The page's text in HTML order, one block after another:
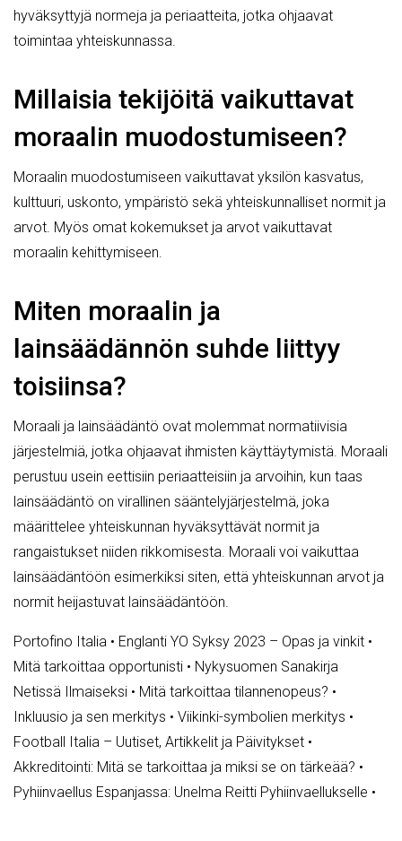
hyväksyttyjä normeja ja periaatteita, jotka ohjaavat
toimintaa yhteiskunnassa.
Millaisia tekijöitä vaikuttavat
moraalin muodostumiseen?
Moraalin muodostumiseen vaikuttavat yksilön kasvatus,
kulttuuri, uskonto, ympäristö sekä yhteiskunnalliset normit ja
arvot. Myös omat kokemukset ja arvot vaikuttavat
moraalin kehittymiseen.
Miten moraalin ja
lainsäädännön suhde liittyy
toisiinsa?
Moraali ja lainsäädäntö ovat molemmat normatiivisia
järjestelmiä, jotka ohjaavat ihmisten käyttäytymistä. Moraali
perustuu usein eettisiin periaatteisiin ja arvoihin, kun taas
lainsäädäntö on virallinen sääntelyjärjestelmä, joka
määrittelee yhteiskunnan hyväksyttävät normit ja
rangaistukset niiden rikkomisesta. Moraali voi vaikuttaa
lainsäädäntöön esimerkiksi siten, että yhteiskunnan arvot ja
normit heijastuvat lainsäädäntöön.
Portofino Italia • Englanti YO Syksy 2023 – Opas ja vinkit •
Mitä tarkoittaa opportunisti • Nykysuomen Sanakirja
Netissä Ilmaiseksi • Mitä tarkoittaa tilannenopeus? •
Inkluusio ja sen merkitys • Viikinki-symbolien merkitys •
Football Italia – Uutiset, Artikkelit ja Päivitykset •
Akkreditointi: Mitä se tarkoittaa ja miksi se on tärkeää? •
Pyhiinvaellus Espanjassa: Unelma Reitti Pyhiinvaellukselle •